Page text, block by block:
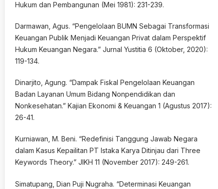
Hukum dan Pembangunan (Mei 1981): 231-239.
Darmawan, Agus. “Pengelolaan BUMN Sebagai Transformasi
Keuangan Publik Menjadi Keuangan Privat dalam Perspektif
Hukum Keuangan Negara.” Jurnal Yustitia 6 (Oktober, 2020):
119-134.
Dinarjito, Agung. “Dampak Fiskal Pengelolaan Keuangan
Badan Layanan Umum Bidang Nonpendidikan dan
Nonkesehatan.” Kajian Ekonomi & Keuangan 1 (Agustus 2017):
26-41.
Kurniawan, M. Beni. “Redefinisi Tanggung Jawab Negara
dalam Kasus Kepailitan PT Istaka Karya Ditinjau dari Three
Keywords Theory.” JIKH 11 (November 2017): 249-261.
Simatupang, Dian Puji Nugraha. “Determinasi Keuangan